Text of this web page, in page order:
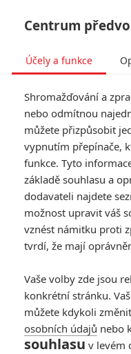
Tomb
je tady
Napsal:Anarvin,
« Předchozí
Centrum
Účely a funkce
Shromažďování a
nebo odmítnou
můžete přizpůsobit
vypnutím přepínače,
funkce. Tyto
základě souhlasu a
dodavateli najdete
možnost upravit váš
vznést námitku proti
tvrdí, že mají
Vaše volby zde jsou
konkrétní stránku.
můžete kdykoli
osobních údajů nebo
souhlasu v levém